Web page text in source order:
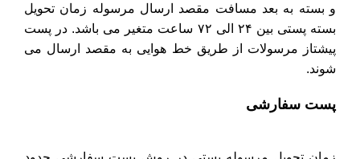
و بسته به بعد مسافت مقصد ارسال مرسوله زمان تحویل
بسته پستی بین ۲۴ الی ۷۲ ساعت متغیر می باشد. در پست
پیشتاز مرسولات از طریق خط هوایی به مقصد ارسال می
شوند.
پست سفارشی